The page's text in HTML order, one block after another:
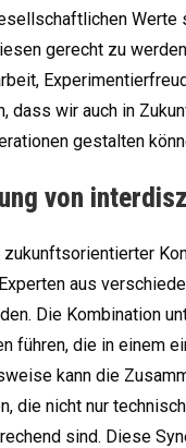
Werte
gerecht zu
dass wir auch in
gestalten
von
zukunftsorientierter
aus
Die Kombination
führen, die in einem
kann die
die nicht nur
sind. Diese